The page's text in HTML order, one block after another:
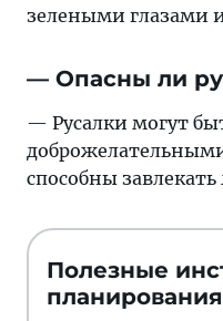
зелеными глазами
— Опасны ли
— Русалки могут
способны
Полезные